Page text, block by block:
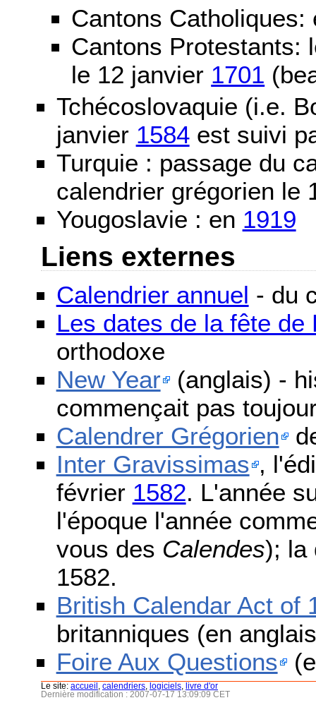
Cantons
Cantons Protestants:
le 12 janvier 1701
Tchécoslovaquie (i.e.
janvier 1584est suivi
Turquie : passage du
calendrier grégorien le
Yougoslavie : en 1919
Liens externes
Calendrier annuel - du
Les dates de la fête de
orthodoxe
New Year (anglais) -
commençait pas
Calendrer Grégorien
Inter Gravissimas ,
février 1582. L'année
l'époque l'année
vous des Calendes); la
1582.
British Calendar Act of
britanniques (en
Foire Aux Questions
Le site: accueil calendriers logiciels
livre d'or
Dernière modification : 2007-07-17 13:09:09 CET